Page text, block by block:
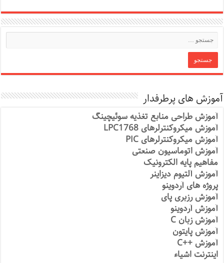
آموزش های پرطرفدار
آموزش طراحی منابع تغذیه سوئیچینگ
آموزش میکروکنترلرهای LPC1768
آموزش میکروکنترلرهای PIC
آموزش اتوماسیون صنعتی
مفاهیم پایه الکترونیک
آموزش آلتیوم دیزاینر
پروژه های آردوینو
آموزش رزبری پای
آموزش آردوینو
آموزش زبان C
آموزش پایتون
آموزش ++C
اینترنت اشیاء